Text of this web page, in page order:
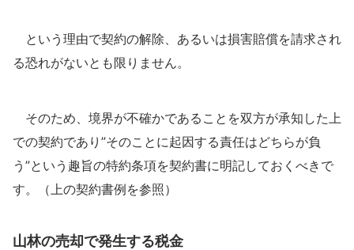
という理由で契約の解除、あるいは損害賠償を請求され
る恐れがないとも限りません。
そのため、境界が不確かであることを双方が承知した上
での契約であり”そのことに起因する責任はどちらが負
う”という趣旨の特約条項を契約書に明記しておくべきで
す。（上の契約書例を参照）
山林の売却で発生する税金